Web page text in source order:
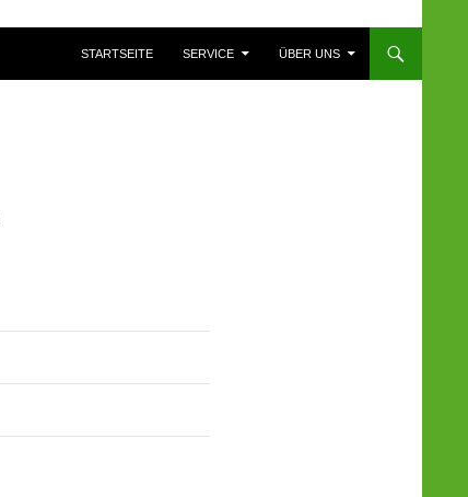
STARTSEITE
SERVICE ÜBER UNS